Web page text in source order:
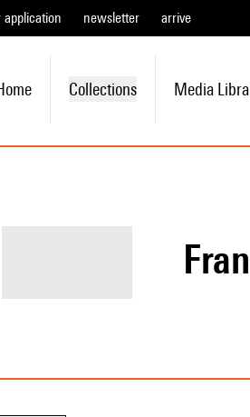
application newsletter arrive
Collections Media